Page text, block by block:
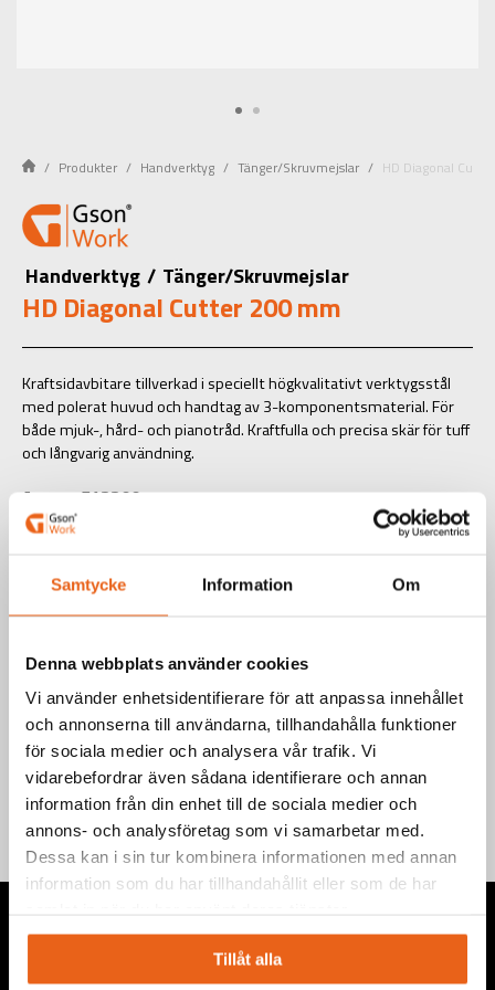
Samtycke Information Om
Denna webbplats använder cookies
Vi använder enhetsidentifierare för att anpassa innehållet
och annonserna till användarna, tillhandahålla funktioner
för sociala medier och analysera vår trafik. Vi
vidarebefordrar även sådana identifierare och annan
information från din enhet till de sociala medier och
annons- och analysföretag som vi samarbetar med.
Dessa kan i sin tur kombinera informationen med annan
information som du har tillhandahållit eller som de har
Tillåt alla
Produkter Handverktyg Tänger/Skruvmejslar HD Diagonal
Handverktyg / Tänger/Skruvmejslar
HD Diagonal Cutter 200 mm
Kraftsidavbitare tillverkad i speciellt högkvalitativt verktygsstål
med polerat huvud och handtag av 3-komponentsmaterial. För
både mjuk-, hård- och pianotråd. Kraftfulla och precisa skär för tuff
och långvarig användning.
Art.nr.: 712200
EAN-kod: 7340090217005
Välj produkt
Teknisk information